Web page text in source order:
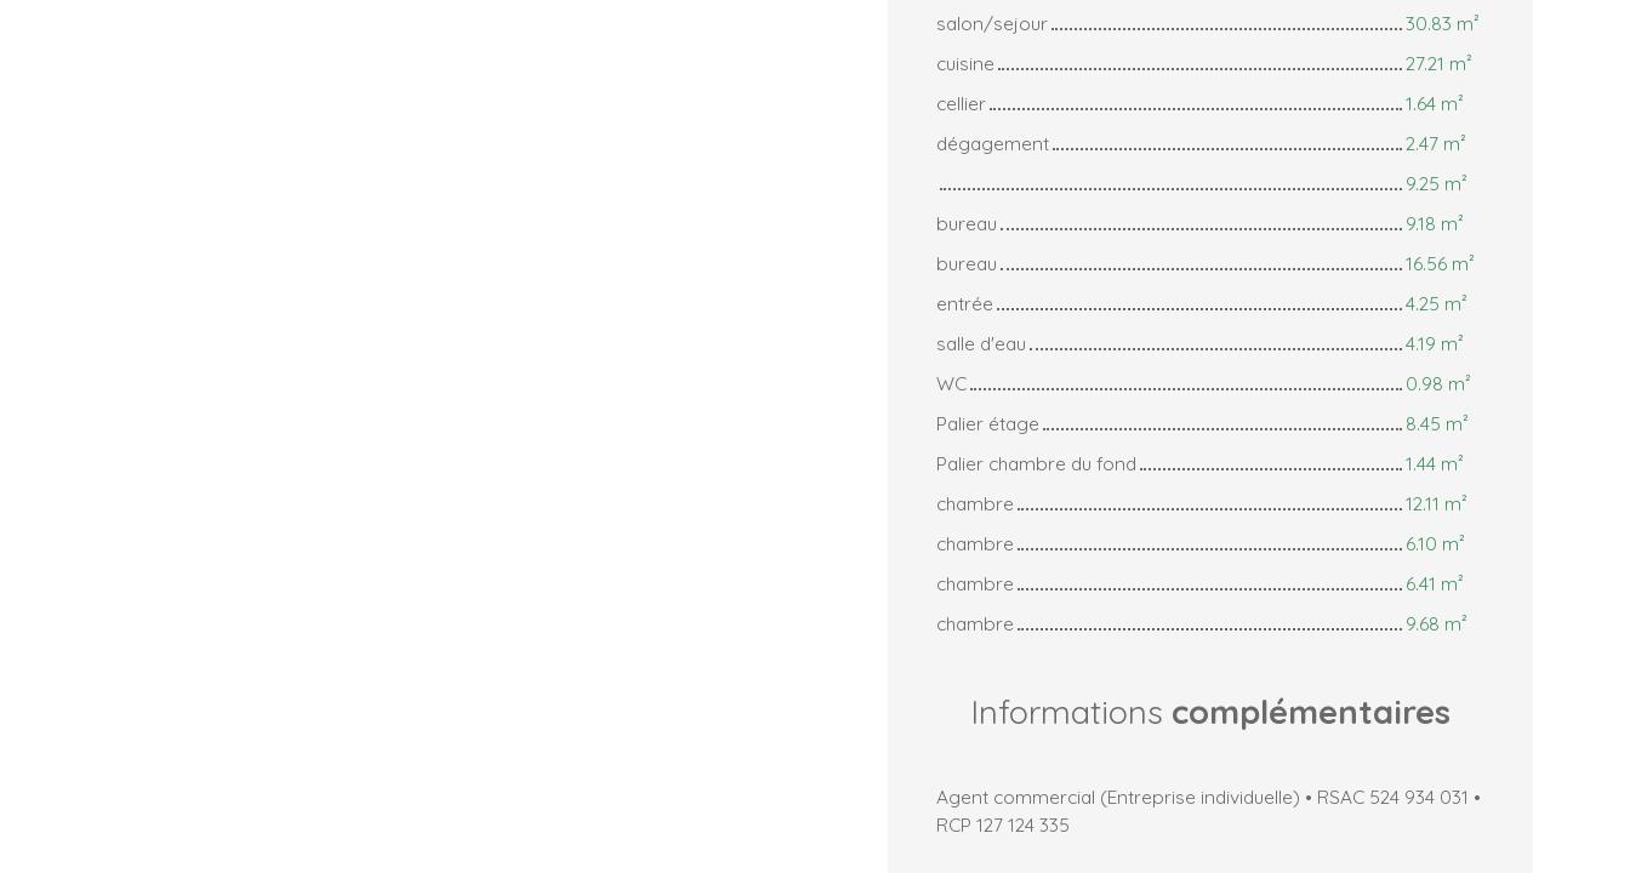
salon/sejour
30.83 m²
cuisine
27.21 m²
cellier
1.64 m²
dégagement
2.47 m²
9.25 m²
bureau
9.18 m²
bureau
16.56 m²
entrée
4.25 m²
salle d'eau
4.19 m²
WC
0.98 m²
Palier étage
8.45 m²
Palier chambre du fond
1.44 m²
chambre
12.11 m²
chambre
6.10 m²
chambre
6.41 m²
chambre
9.68 m²
Informations complémentaires
Agent commercial (Entreprise individuelle) • RSAC 524 934 031 •
RCP 127 124 335